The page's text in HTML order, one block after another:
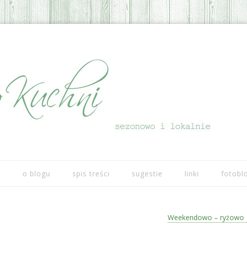
o blogu spis treści sugestie linki
Weekendowo – ryżowo